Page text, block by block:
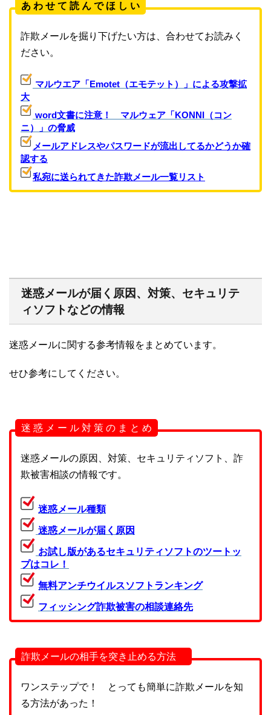
あ わ せ て 読 ん で ほ し い
詐欺メールを掘り下げたい方は、合わせてお読みく
ださい。
マルウエア「Emotet（エモテット）」による攻撃拡
大
word文書に注意！ マルウェア「KONNI（コン
ニ）」の脅威
メールアドレスやパスワードが流出してるかどうか確
認する
私宛に送られてきた詐欺メール一覧リスト
迷惑メールが届く原因、対策、セキュリテ
ィソフトなどの情報
迷惑メールに関する参考情報をまとめています。
せひ参考にしてください。
迷 惑 メ ー ル 対 策 の ま と め
迷惑メールの原因、対策、セキュリティソフト、詐
欺被害相談の情報です。
迷惑メール種類
迷惑メールが届く原因
お試し版があるセキュリティソフトのツートッ
プはコレ！
無料アンチウイルスソフトランキング
フィッシング詐欺被害の相談連絡先
詐欺メールの相手を突き止める方法
ワンステップで！ とっても簡単に詐欺メールを知
る方法があった！